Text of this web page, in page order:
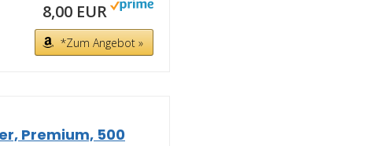
8,00 EUR
*Zum Angebot »
Premium, 500